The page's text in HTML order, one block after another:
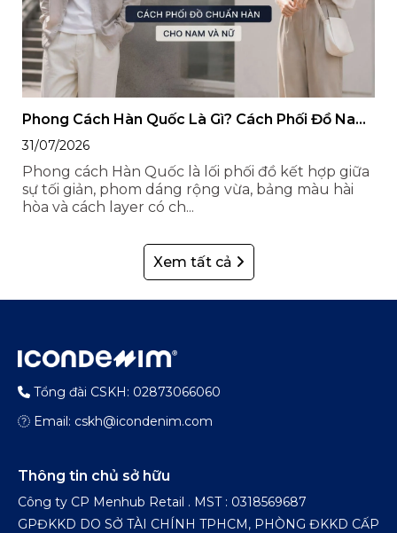
Phong Cách Hàn Quốc Là Gì? Cách Phối Đồ Nam
Nữ Style Hàn Quốc
31/07/2026
Phong cách Hàn Quốc là lối phối đồ kết hợp giữa
sự tối giản, phom dáng rộng vừa, bảng màu hài
hòa và cách layer có ch...
Xem tất cả
Tổng đài CSKH: 02873066060
Email: cskh@icondenim.com
Thông tin chủ sở hữu
Công ty CP Menhub Retail . MST : 0318569687
GPĐKKD DO SỞ TÀI CHÍNH TPHCM, PHÒNG ĐKKD CẤP